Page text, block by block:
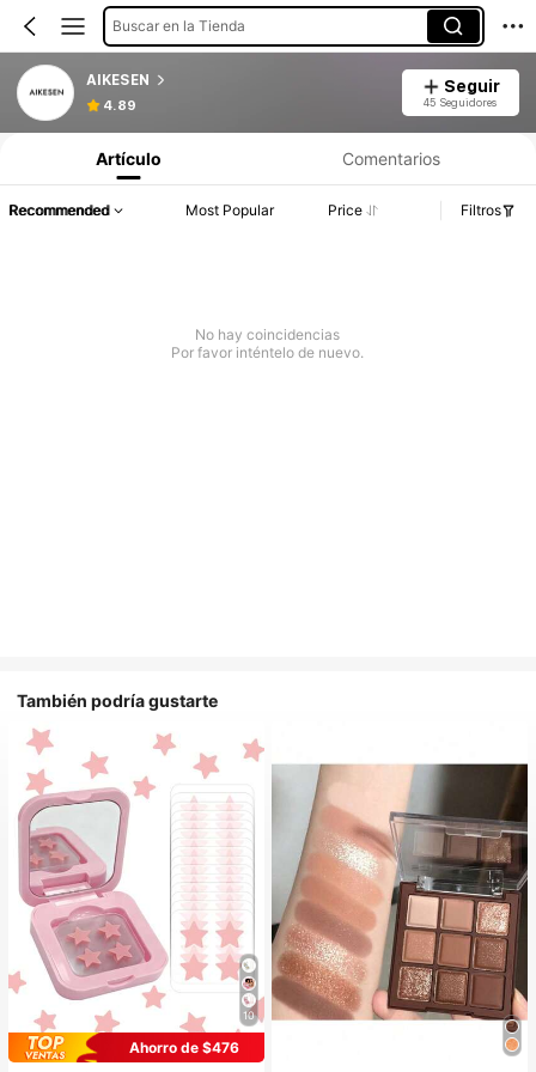
Buscar en la Tienda
AIKESEN
4.89
Seguir
45 Seguidores
Artículo Comentarios
Recommended Most Popular Price Filtros
No hay coincidencias
Por favor inténtelo de nuevo.
También podría gustarte
10
Ahorro de $476